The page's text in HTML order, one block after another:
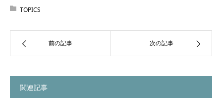
TOPICS
前の記事 次の記事
関連記事